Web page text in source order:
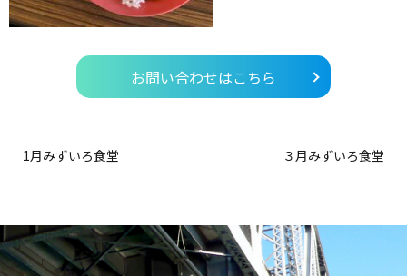
お問い合わせはこちら
1月みずいろ食堂 ３月みずいろ食堂